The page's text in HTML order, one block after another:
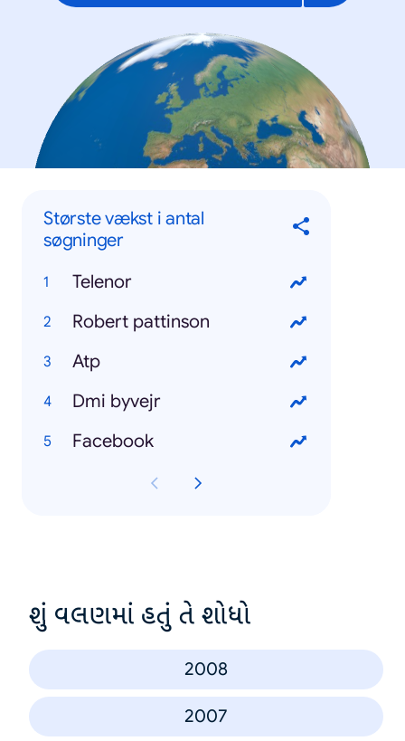
Største vækst i antal
søgninger
Telenor
Robert pattinson
Atp
Dmi byvejr
Facebook
શું વલણમાં હતું તે શોધો
2008
2007